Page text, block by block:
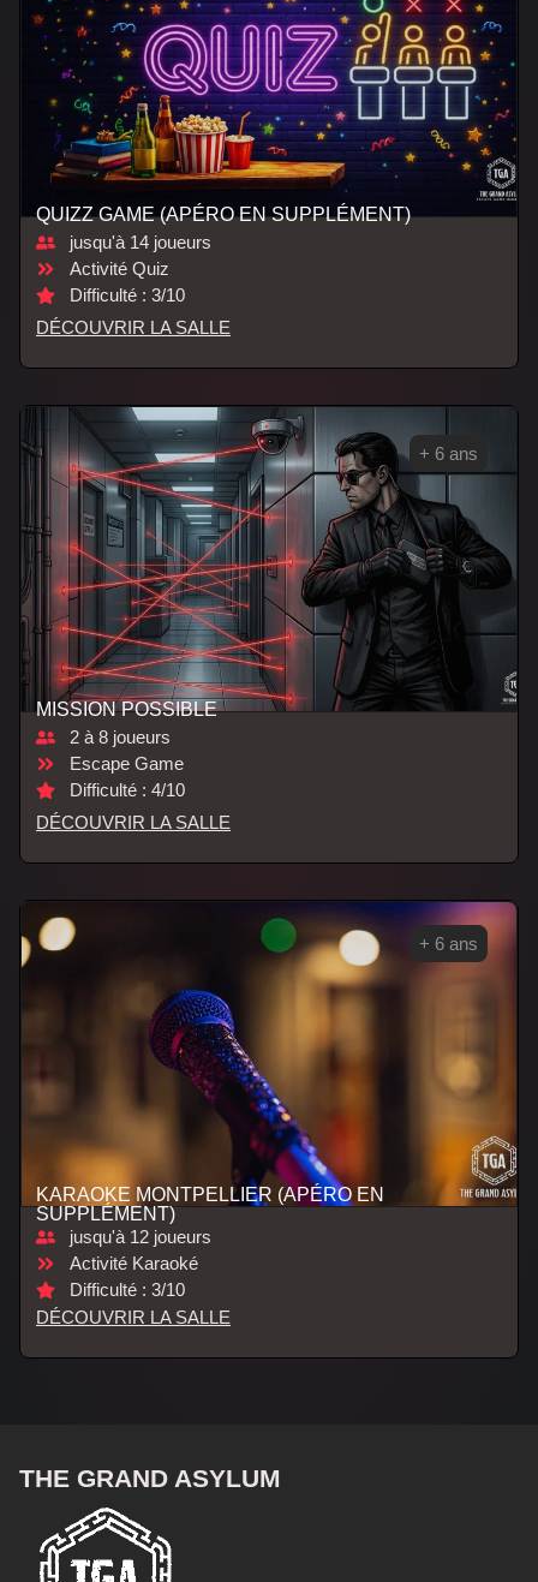
QUIZZ GAME (APÉRO EN SUPPLÉMENT)
jusqu'à 14 joueurs
Activité Quiz
Difficulté : 3/10
DÉCOUVRIR LA SALLE
+ 6 ans
MISSION POSSIBLE
2 à 8 joueurs
Escape Game
Difficulté : 4/10
DÉCOUVRIR LA SALLE
+ 6 ans
KARAOKE MONTPELLIER (APÉRO EN
SUPPLÉMENT)
jusqu'à 12 joueurs
Activité Karaoké
Difficulté : 3/10
DÉCOUVRIR LA SALLE
THE GRAND ASYLUM